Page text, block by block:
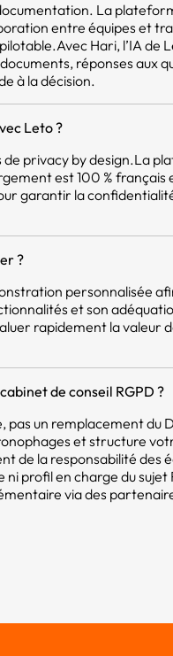
La
entre équipes et
Hari, l’IA de
réponses aux
à la décision.
Leto ?
privacy by design.La
est 100 % français
garantir la
?
personnalisée
et son
rapidement la valeur
de conseil RGPD ?
pas un remplacement du
et structure
de la responsabilité des
profil en charge du sujet
via des